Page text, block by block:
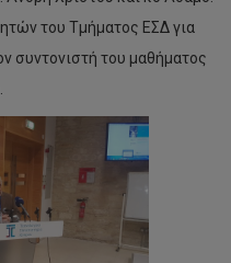
του Τμήματος ΕΣΔ για
συντονιστή του μαθήματος